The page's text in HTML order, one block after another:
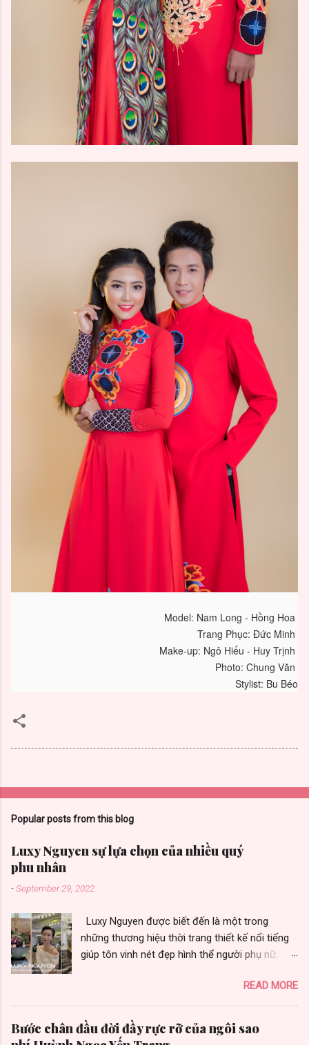
Model: Nam Long - Hồng Hoa
Trang Phục: Đức Minh
Make-up: Ngô Hiếu - Huy Trịnh
Photo: Chung Văn
Stylist: Bu Béo
Popular posts from this blog
Luxy Nguyen sự lựa chọn của nhiều quý
phu nhân
-September 29, 2022
Luxy Nguyen được biết đến là một trong
những thương hiệu thời trang thiết kế nổi tiếng
giúp tôn vinh nét đẹp hình thể người phụ nữ,
đẹp sang trọng. Thương hiệu thời trang Luxy
Nguyen gây ấn tượng bởi chất lượng và sự đa
dạng trong từng thiết kế. Là sự lựa chọn của
nhiều khách hàng, nữ doanh nhân thành đạt,
READ MORE
Bước chân đầu đời đầy rực rỡ của ngôi sao